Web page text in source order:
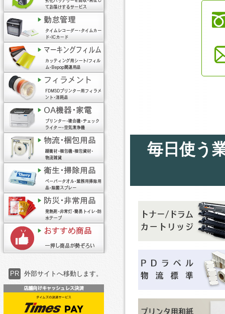
PR 外部サイトへ移動します。
毎日使う